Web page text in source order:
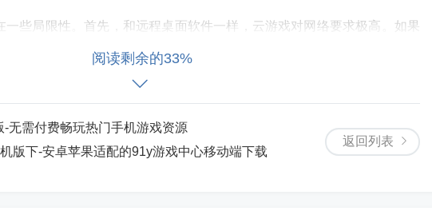
一些局限性。首先，和远程桌面软件一样，云游戏对网络要求极高。如果
定，会出现游戏加载缓慢、画面模糊、卡顿甚至无法连接等问题。其次，
有限，并不是所有的电脑游戏都能在平台上找到。而且，部分云游戏可能
一定的费用才能畅玩。
阅读剩余的33%
返回列表
-无需付费畅玩热门手机游戏资源
版下-安卓苹果适配的91y游戏中心移动端下载